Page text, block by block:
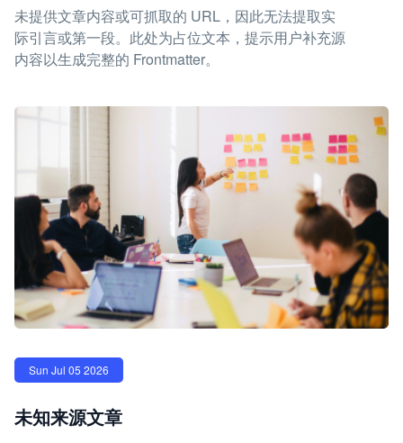
未提供文章内容或可抓取的 URL，因此无法提取实
际引言或第一段。此处为占位文本，提示用户补充源
内容以生成完整的 Frontmatter。
Sun Jul 05 2026
未知来源文章